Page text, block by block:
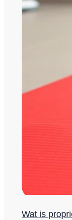
Wat is